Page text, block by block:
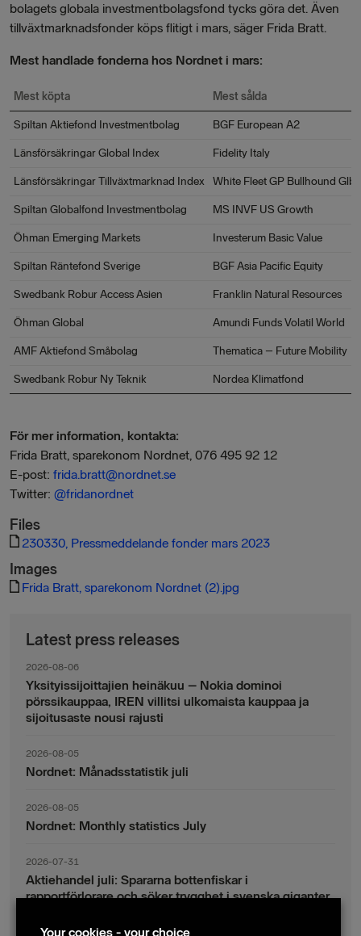
bolagets globala investmentbolagsfond tycks göra det. Även
tillväxtmarknadsfonder köps flitigt i mars, säger Frida Bratt.
Mest handlade fonderna hos Nordnet i mars:
Mest köpta Mest sålda
Spiltan Aktiefond Investmentbolag BGF European A2
Länsförsäkringar Global Index Fidelity Italy
Länsförsäkringar Tillväxtmarknad Index White Fleet GP Bullhound
Spiltan Globalfond Investmentbolag MS INVF US Growth
Öhman Emerging Markets Investerum Basic Value
Spiltan Räntefond Sverige BGF Asia Pacific Equity
Swedbank Robur Access Asien Franklin Natural Resources
Öhman Global Amundi Funds Volatil World
AMF Aktiefond Småbolag Thematica – Future Mobility
Swedbank Robur Ny Teknik Nordea Klimatfond
För mer information, kontakta:
Frida Bratt, sparekonom Nordnet, 076 495 92 12
E-post: frida.bratt@nordnet.se
Twitter: @fridanordnet
Files
230330, Pressmeddelande fonder mars 2023
Images
Frida Bratt, sparekonom Nordnet (2).jpg
Latest press releases
2026-08-06
Yksityissijoittajien heinäkuu – Nokia dominoi
pörssikauppaa, IREN villitsi ulkomaista kauppaa ja
sijoitusaste nousi rajusti
2026-08-05
Nordnet: Månadsstatistik juli
2026-08-05
Nordnet: Monthly statistics July
2026-07-31
Aktiehandel juli: Spararna bottenfiskar i
rapportförlorare och söker trygghet i svenska giganter
2026-07-30
Your cookies - your choice